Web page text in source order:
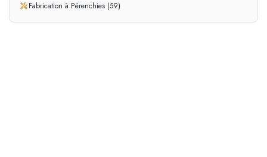
Fabrication à Pérenchies (59)